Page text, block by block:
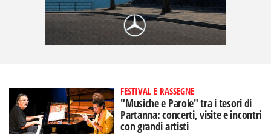
FESTIVAL E RASSEGNE
"Musiche e Parole" tra i tesori di
Partanna: concerti, visite e incontri
con grandi artisti